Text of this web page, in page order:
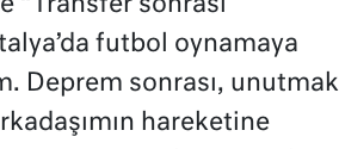
“Transfer sonrası
futbol oynamaya
Deprem sonrası, unutmak
hareketine